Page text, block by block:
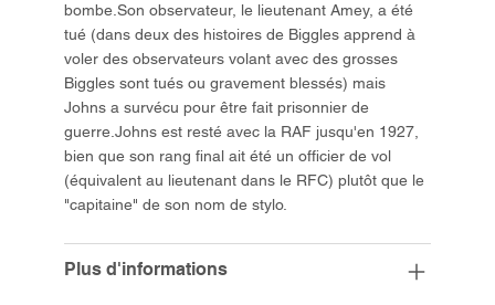
bombe.Son observateur, le lieutenant Amey, a été
tué (dans deux des histoires de Biggles apprend à
voler des observateurs volant avec des grosses
Biggles sont tués ou gravement blessés) mais
Johns a survécu pour être fait prisonnier de
guerre.Johns est resté avec la RAF jusqu'en 1927,
bien que son rang final ait été un officier de vol
(équivalent au lieutenant dans le RFC) plutôt que le
"capitaine" de son nom de stylo.
Plus d'informations